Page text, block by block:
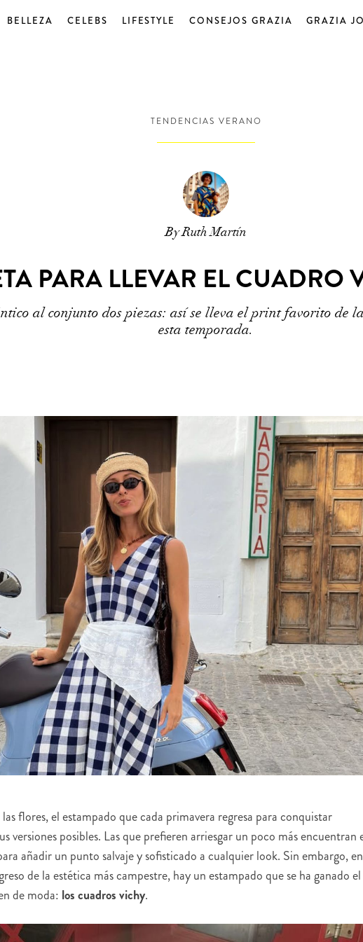
BELLEZA CELEBS LIFESTYLE CONSEJOS GRAZIA GRAZIA
TENDENCIAS VERANO
By Ruth Martín
PARA LLEVAR EL CUADRO
al conjunto dos piezas: así se lleva el print favorito de
esta temporada.
flores, el estampado que cada primavera regresa para conquistar
versiones posibles. Las que prefieren arriesgar un poco más encuentran
añadir un punto salvaje y sofisticado a cualquier look. Sin embargo, en
de la estética más campestre, hay un estampado que se ha ganado el
de moda: los cuadros vichy.